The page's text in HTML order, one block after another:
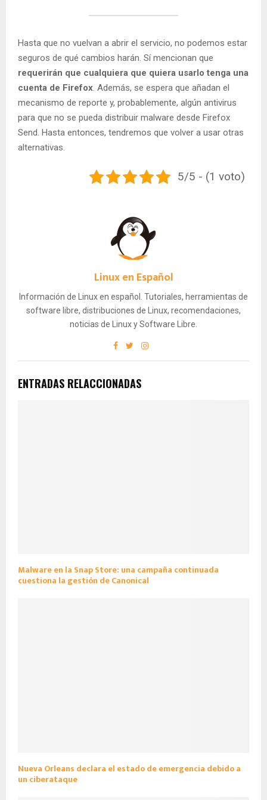
Hasta que no vuelvan a abrir el servicio, no podemos estar
seguros de qué cambios harán. Sí mencionan que
requerirán que cualquiera que quiera usarlo tenga una
cuenta de Firefox . Además, se espera que añadan el
mecanismo de reporte y, probablemente, algún antivirus
para que no se pueda distribuir malware desde Firefox
Send. Hasta entonces, tendremos que volver a usar otras
alternativas.
5/5 - (1 voto)
Linux en Español
Información de Linux en español. Tutoriales, herramientas de
software libre, distribuciones de Linux, recomendaciones,
noticias de Linux y Software Libre.
ENTRADAS RELACCIONADAS
Malware en la Snap Store: una campaña continuada
cuestiona la gestión de Canonical
Nueva Orleans declara el estado de emergencia debido a
un ciberataque